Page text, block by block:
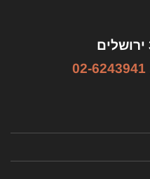
02-6243941